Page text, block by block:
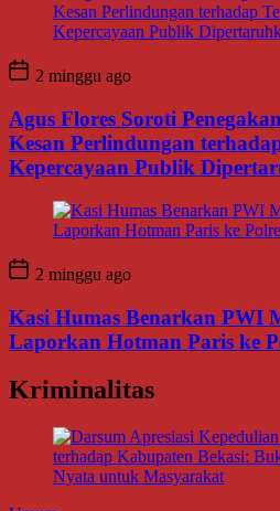
2 minggu ago
Agus Flores Soroti
Kesan Perlindungan
Kepercayaan Publik
2 minggu ago
Kasi Humas Benarkan PWI
Laporkan Hotman Paris ke
Kriminalitas